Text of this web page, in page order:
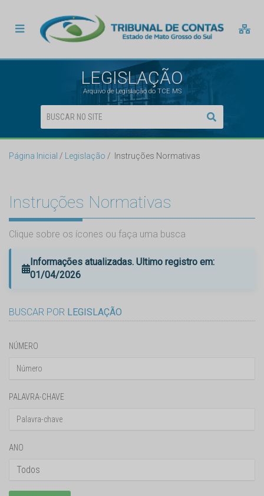
LEGISLAÇÃO
Arquivo de Legislação do TCE MS
Página Inicial Legislação Instruções Normativas
Instruções Normativas
Clique sobre os ícones ou faça uma busca
Informações atualizadas. Ultimo registro em:
01/04/2026
BUSCAR POR LEGISLAÇÃO
NÚMERO
PALAVRA-CHAVE
ANO